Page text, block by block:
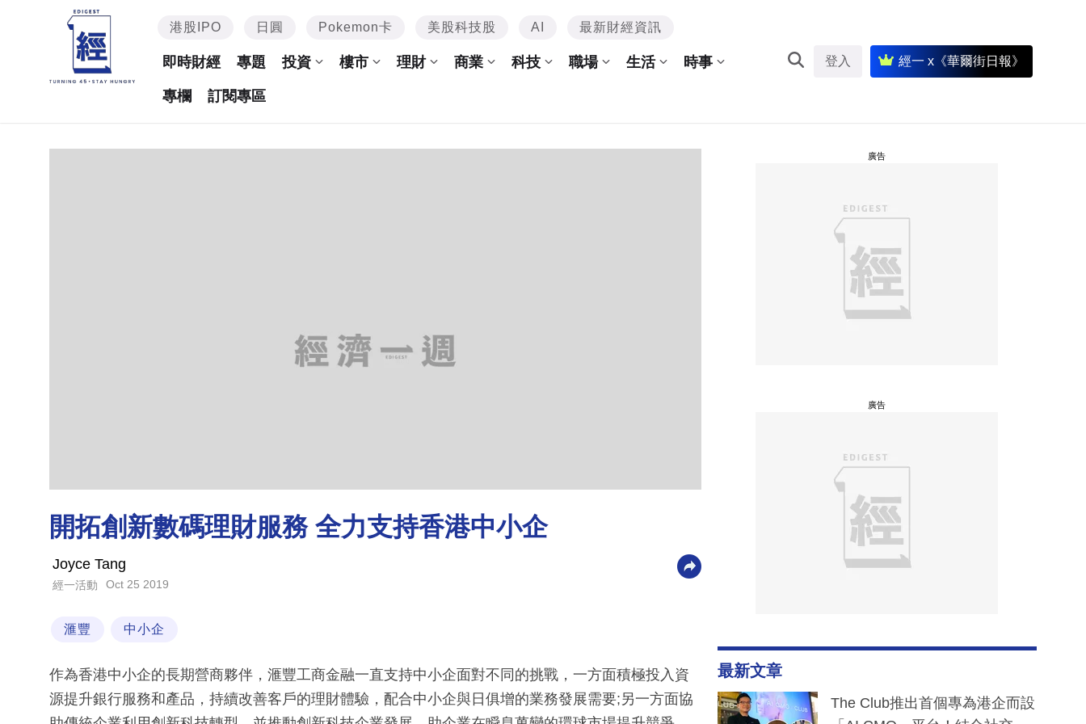
港股IPO 日圓 Pokemon卡 美股科技股 AI 最新財經資訊
即時財經 專題 投資 樓市 理財 商業 科技 職場 生活 時事
專欄 訂閱專區
登入 經一 x《華爾街日報》
開拓創新數碼理財服務 全力支持香港中小企
Joyce Tang
經一活動 Oct 25 2019
滙豐 中小企
作為香港中小企的長期營商夥伴，滙豐工商金融一直支持中小企面對不同的挑戰，一方面積極投入資
源提升銀行服務和產品，持續改善客戶的理財體驗，配合中小企與日俱增的業務發展需要;另一方面協
廣告
廣告
最新文章
The Club推出首個專為港企而設